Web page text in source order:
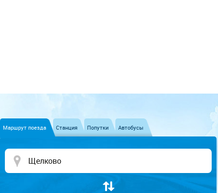
Маршрут поезда Станция Попутки Автобусы